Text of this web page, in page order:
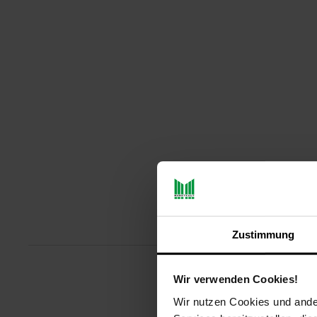
Zustimmung
Wir verwenden Cookies!
Wir nutzen Cookies und
Die Fallarmmarkise LINE